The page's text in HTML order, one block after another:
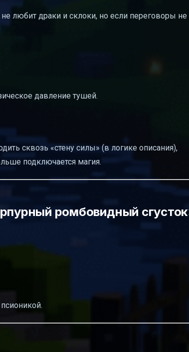
не любит драки и склоки, но если переговоры не
давление тушей.
сквозь «стену силы» (в логике описания),
подключается магия.
ромбовидный